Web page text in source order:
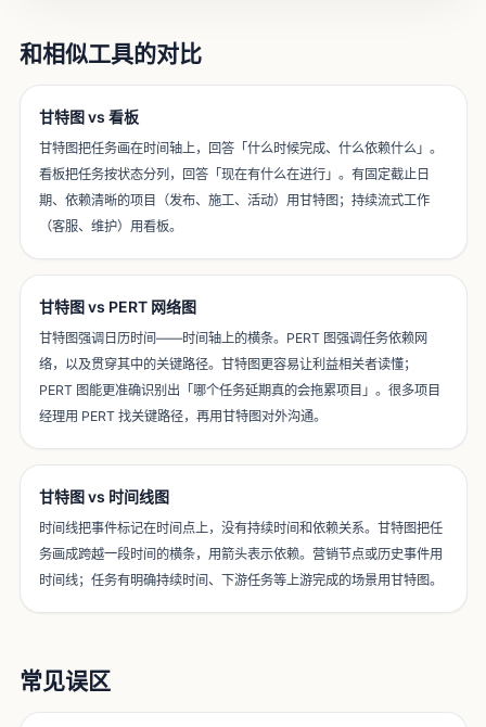
和相似工具的对比
甘特图 vs 看板
甘特图把任务画在时间轴上，回答「什么时候完成、什么依赖什么」。
看板把任务按状态分列，回答「现在有什么在进行」。有固定截止日
期、依赖清晰的项目（发布、施工、活动）用甘特图；持续流式工作
（客服、维护）用看板。
甘特图 vs PERT 网络图
甘特图强调日历时间——时间轴上的横条。PERT 图强调任务依赖网
络，以及贯穿其中的关键路径。甘特图更容易让利益相关者读懂；
PERT 图能更准确识别出「哪个任务延期真的会拖累项目」。很多项目
经理用 PERT 找关键路径，再用甘特图对外沟通。
甘特图 vs 时间线图
时间线把事件标记在时间点上，没有持续时间和依赖关系。甘特图把任
务画成跨越一段时间的横条，用箭头表示依赖。营销节点或历史事件用
时间线；任务有明确持续时间、下游任务等上游完成的场景用甘特图。
常见误区